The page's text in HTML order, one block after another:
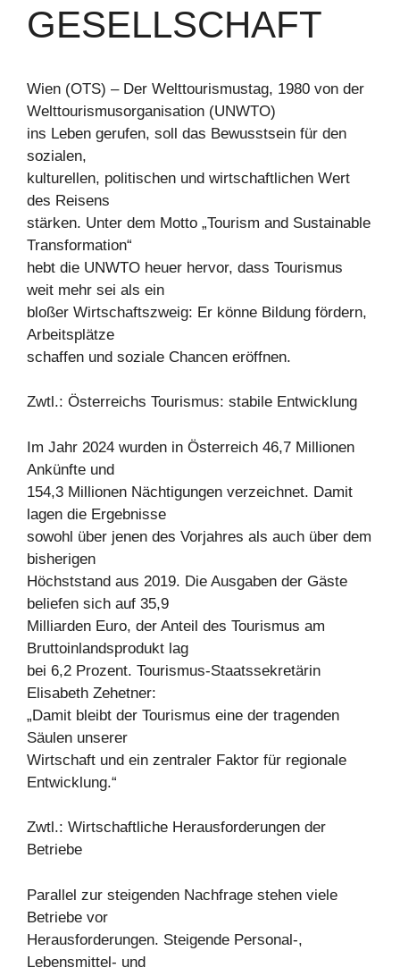
GESELLSCHAFT
Wien (OTS) – Der Welttourismustag, 1980 von der
Welttourismusorganisation (UNWTO)
ins Leben gerufen, soll das Bewusstsein für den
sozialen,
kulturellen, politischen und wirtschaftlichen Wert
des Reisens
stärken. Unter dem Motto „Tourism and Sustainable
Transformation“
hebt die UNWTO heuer hervor, dass Tourismus
weit mehr sei als ein
bloßer Wirtschaftszweig: Er könne Bildung fördern,
Arbeitsplätze
schaffen und soziale Chancen eröffnen.
Zwtl.: Österreichs Tourismus: stabile Entwicklung
Im Jahr 2024 wurden in Österreich 46,7 Millionen
Ankünfte und
154,3 Millionen Nächtigungen verzeichnet. Damit
lagen die Ergebnisse
sowohl über jenen des Vorjahres als auch über dem
bisherigen
Höchststand aus 2019. Die Ausgaben der Gäste
beliefen sich auf 35,9
Milliarden Euro, der Anteil des Tourismus am
Bruttoinlandsprodukt lag
bei 6,2 Prozent. Tourismus-Staatssekretärin
Elisabeth Zehetner:
„Damit bleibt der Tourismus eine der tragenden
Säulen unserer
Wirtschaft und ein zentraler Faktor für regionale
Entwicklung.“
Zwtl.: Wirtschaftliche Herausforderungen der
Betriebe
Parallel zur steigenden Nachfrage stehen viele
Betriebe vor
Herausforderungen. Steigende Personal-,
Lebensmittel- und